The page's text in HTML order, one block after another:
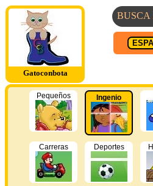
Gatoconbota
Pequeños Ingenio
Carreras Deportes